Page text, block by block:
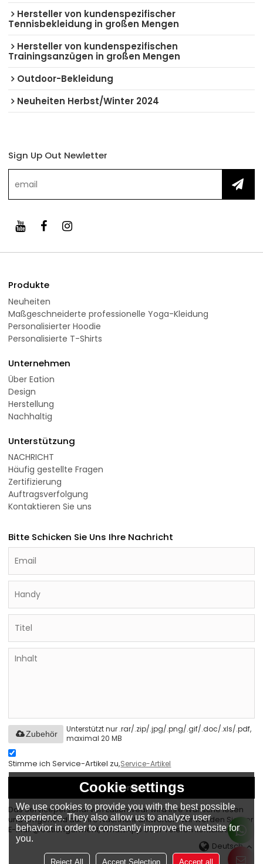
Hersteller von kundenspezifischer
Tennisbekleidung in großen Mengen
Hersteller von kundenspezifischen
Trainingsanzügen in großen Mengen
Outdoor-Bekleidung
Neuheiten Herbst/Winter 2024
Sign Up Out Newletter
Produkte
Neuheiten
Maßgeschneiderte professionelle Yoga-Kleidung
Personalisierter Hoodie
Personalisierte T-Shirts
Unternehmen
Über Eation
Design
Herstellung
Nachhaltig
Unterstützung
NACHRICHT
Häufig gestellte Fragen
Zertifizierung
Auftragsverfolgung
Kontaktieren Sie uns
Bitte Schicken Sie Uns Ihre Nachricht
Unterstützt nur .rar/.zip/.jpg/.png/.gif/.doc/.xls/.pdf,
maximal 20 MB
Zubehör
Stimme ich Service-Artikel zu,Service-Artikel
Senden
Das Servicepersonal von Eationwear wird Ihre Wünsche lesen
und umgehend auf Ihre Nachricht antworten. Wir werden Sie per
E-Mail @eationgarment, WhatsApp oder Telefon kontaktieren.
Deutsch
Cookie settings
We use cookies to provide you with the best possible
experience. They also allow us to analyze user
behavior in order to constantly improve the website for
you.
Reject All Accept Selection Accept all